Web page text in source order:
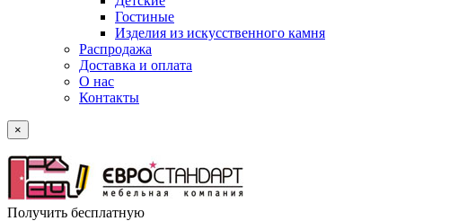
Гостиные
Изделия из искусственного камня
Распродажа
Доставка и оплата
О нас
Контакты
×
Получить бесплатную